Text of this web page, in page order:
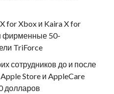
for Xbox и Kaira X for
фирменные 50-
TriForce
сотрудников до и после
Store и AppleCare
долларов